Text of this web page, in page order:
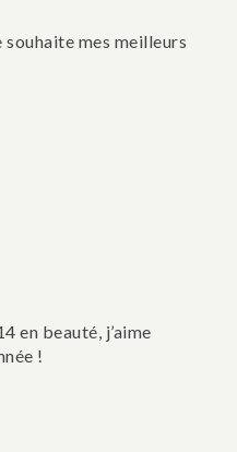
mes meilleurs
en beauté, j’aime
!